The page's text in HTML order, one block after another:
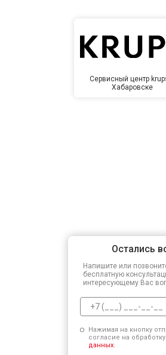
Сервисный центр
Хабаровске
Остались
Напишите или
бесплатную
интересующему Вас
Нажимая на кнопку
согласие на
данных.